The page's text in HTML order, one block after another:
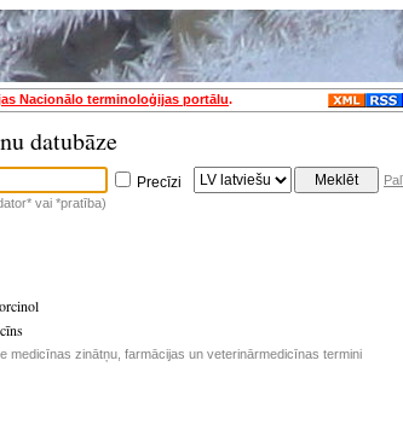
Nacionālo terminoloģijas portālu.
datubāze
Precīzi
vai *pratība)
medicīnas zinātņu, farmācijas un veterinārmedicīnas termini